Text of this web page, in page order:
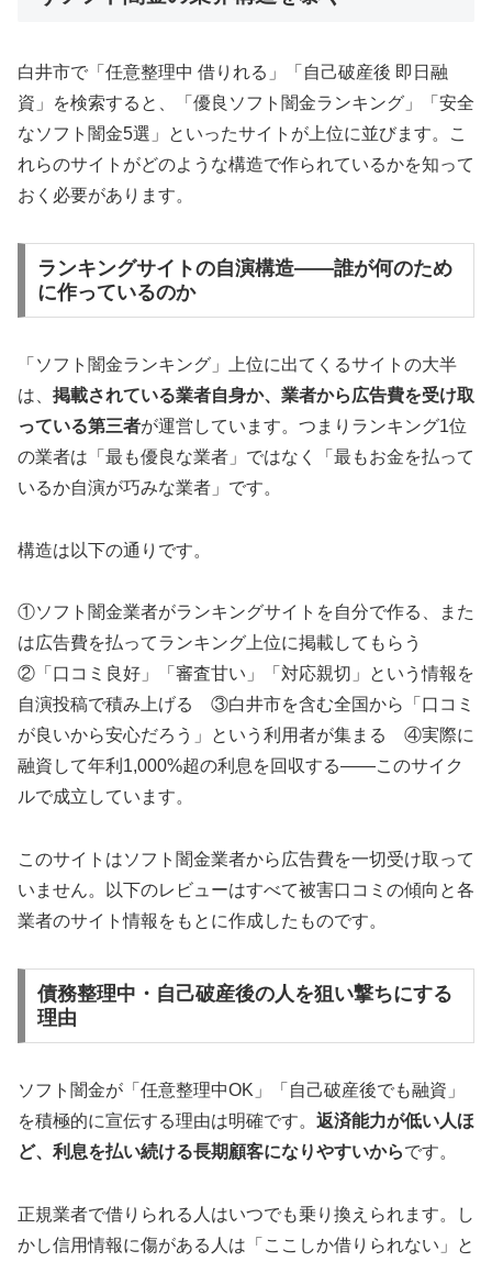
白井市で「任意整理中 借りれる」「自己破産後 即日融
資」を検索すると、「優良ソフト闇金ランキング」「安全
なソフト闇金5選」といったサイトが上位に並びます。こ
れらのサイトがどのような構造で作られているかを知って
おく必要があります。
ランキングサイトの自演構造——誰が何のため
に作っているのか
「ソフト闇金ランキング」上位に出てくるサイトの大半
は、 掲載されている業者自身か、業者から広告費を受け取
っている第三者が運営しています。つまりランキング1位
の業者は「最も優良な業者」ではなく「最もお金を払って
いるか自演が巧みな業者」です。
構造は以下の通りです。
①ソフト闇金業者がランキングサイトを自分で作る、また
は広告費を払ってランキング上位に掲載してもらう
②「口コミ良好」「審査甘い」「対応親切」という情報を
自演投稿で積み上げる ③白井市を含む全国から「口コミ
が良いから安心だろう」という利用者が集まる ④実際に
融資して年利1,000%超の利息を回収する——このサイク
ルで成立しています。
このサイトはソフト闇金業者から広告費を一切受け取って
いません。以下のレビューはすべて被害口コミの傾向と各
業者のサイト情報をもとに作成したものです。
債務整理中・自己破産後の人を狙い撃ちにする
理由
ソフト闇金が「任意整理中OK」「自己破産後でも融資」
を積極的に宣伝する理由は明確です。 返済能力が低い人ほ
ど、利息を払い続ける長期顧客になりやすいからです。
正規業者で借りられる人はいつでも乗り換えられます。し
かし信用情報に傷がある人は「ここしか借りられない」と